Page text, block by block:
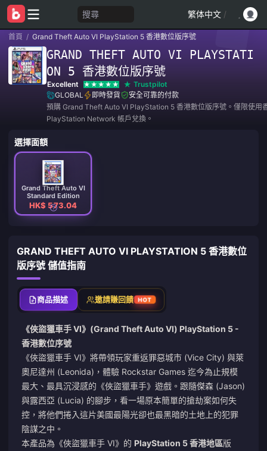
搜尋 繁体中文 /
首頁 / Grand Theft Auto VI PlayStation 5 香港數位版序號
GRAND THEFT AUTO VI PLAYSTATI
ON 5 香港數位版序號
Excellent
Trustpilot
GLOBAL
即時發貨
安全可靠的付款
預購 Grand Theft Auto VI PlayStation 5 香港數位版序號。僅限使用
PlayStation Network 帳戶兌換。
選擇面額
Grand Theft Auto VI
Standard Edition
HK$ 573.04
GRAND THEFT AUTO VI PLAYSTATION 5 香港數位
版序號 儲值指南
商品描述 邀請賺回饋 HOT
《俠盜獵車手 VI》(Grand Theft Auto VI) PlayStation 5 -
香港數位序號
《俠盜獵車手 VI》將帶領玩家重返罪惡城市 (Vice City) 與萊
奧尼達州 (Leonida)，體驗 Rockstar Games 迄今為止規模
最大、最具沉浸感的《俠盜獵車手》遊戲。跟隨傑森 (Jason)
與露西亞 (Lucia) 的腳步，看一場原本簡單的搶劫案如何失
控，將他們捲入這片美國最陽光卻也最黑暗的土地上的犯罪
陰謀之中。
本產品為《俠盜獵車手 VI》的 PlayStation 5 香港地區版